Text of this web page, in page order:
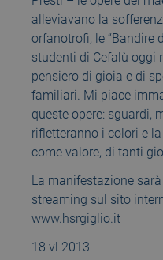
alleviavano la
orfanotrofi, le “Bandire
studenti di Cefalù oggi
pensiero di gioia e di
familiari. Mi piace
queste opere: sguardi,
rifletteranno i colori e
come valore, di tanti
La manifestazione
streaming sul sito
www.hsrgiglio.it
18 vl 2013